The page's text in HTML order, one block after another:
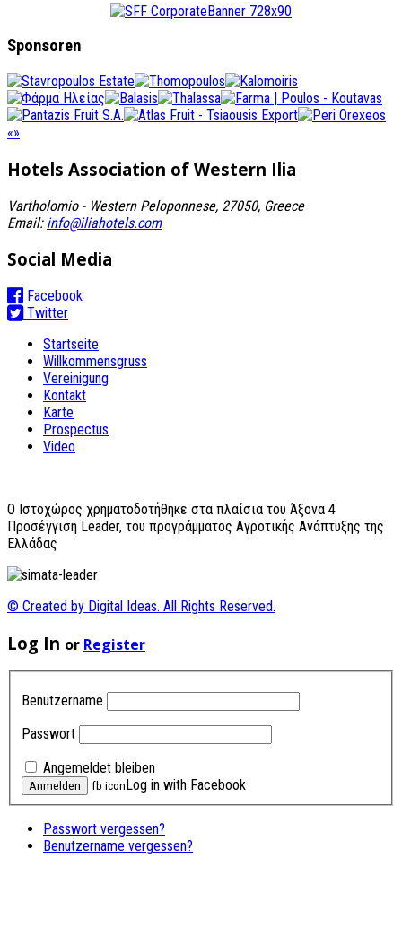
Sponsoren
«»
Hotels Association of Western Ilia
Vartholomio - Western Peloponnese, 27050, Greece
Email: info@iliahotels.com
Social Media
Facebook
Twitter
Startseite
Willkommensgruss
Vereinigung
Kontakt
Karte
Prospectus
Video
O Ιστοχώρος χρηματοδοτήθηκε στα πλαίσια του Άξονα 4
Προσέγγιση Leader, του προγράμματος Αγροτικής Ανάπτυξης της
Ελλάδας
© Created by Digital Ideas. All Rights Reserved.
Log In or Register
Benutzername
Passwort
Angemeldet bleiben
fb iconLog in with Facebook
Passwort vergessen?
Benutzername vergessen?